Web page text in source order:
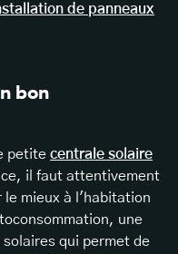
de panneaux
bon
petite centrale solaire
il faut attentivement
le mieux à l'habitation
une
qui permet de